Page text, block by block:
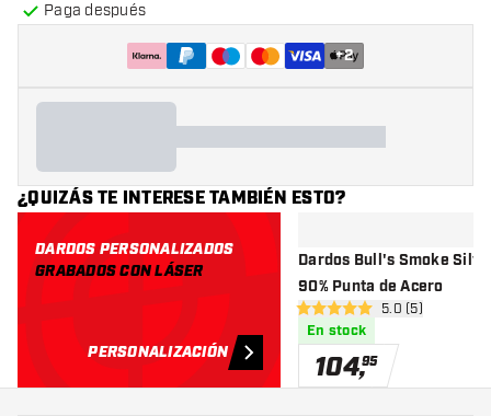
Paga después
+2
¿QUIZÁS TE INTERESE TAMBIÉN ESTO?
DARDOS PERSONALIZADOS
GRABADOS CON LÁSER
PERSONALIZACIÓN
Dardos Bull's Smoke
90% Punta de Acero
abrir panel de
5 estrellas de puntuación
5.0 (5)
En stock
104,95